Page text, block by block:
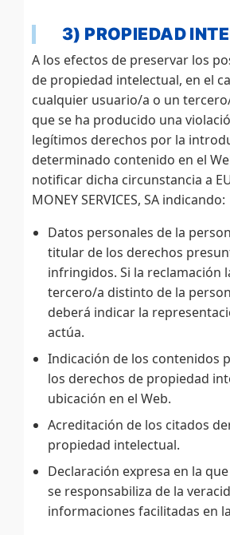
3) PROPIEDAD
A los efectos de preservar los
de propiedad intelectual, en el
cualquier usuario/a o un
que se ha producido una
legítimos derechos por la
determinado contenido en el
notificar dicha circunstancia a
MONEY SERVICES, SA indicando:
Datos personales de la
titular de los derechos
infringidos. Si la reclamación
tercero/a distinto de la
deberá indicar la
actúa.
Indicación de los contenidos
los derechos de propiedad
ubicación en el Web.
Acreditación de los citados
propiedad intelectual.
Declaración expresa en la
se responsabiliza de la
informaciones facilitadas en